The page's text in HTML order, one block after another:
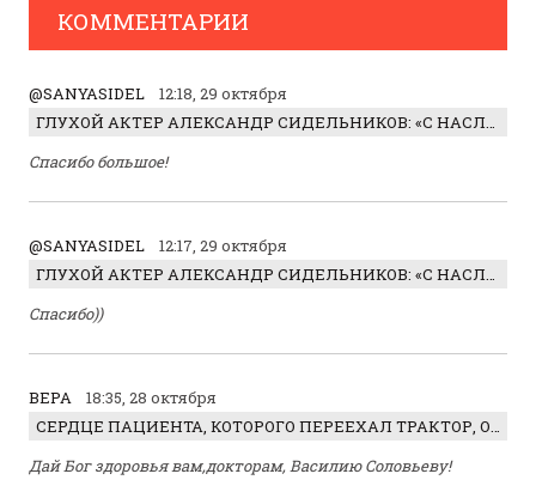
КОММЕНТАРИИ
@SANYASIDEL
12:18, 29 октября
ГЛУХОЙ АКТЕР АЛЕКСАНДР СИДЕЛЬНИКОВ: «С НАСЛАЖДЕНИЕМ ИГРАЛ ОТРИЦАТЕЛЬНОГО ГЕРОЯ!»
Спасибо большое!
@SANYASIDEL
12:17, 29 октября
ГЛУХОЙ АКТЕР АЛЕКСАНДР СИДЕЛЬНИКОВ: «С НАСЛАЖДЕНИЕМ ИГРАЛ ОТРИЦАТЕЛЬНОГО ГЕРОЯ!»
Спасибо))
ВЕРА
18:35, 28 октября
СЕРДЦЕ ПАЦИЕНТА, КОТОРОГО ПЕРЕЕХАЛ ТРАКТОР, ОБНАРУЖИЛИ… В ЖИВОТЕ
Дай Бог здоровья вам,докторам, Василию Соловьеву!